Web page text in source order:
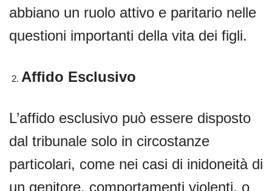
abbiano un ruolo attivo e paritario nelle
questioni importanti della vita dei figli.
Affido Esclusivo
L’affido esclusivo può essere disposto
dal tribunale solo in circostanze
particolari, come nei casi di inidoneità di
un genitore, comportamenti violenti, o